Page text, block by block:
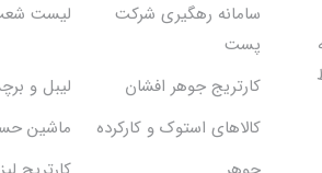
سامانه رهگیری شرکت
پست
لیست
کارتریج جوهر افشان
لیبل و
کالاهای استوک و کارکرده
ماشین